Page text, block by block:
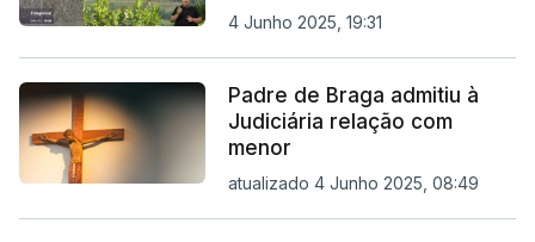
4 Junho 2025, 19:31
Padre de Braga admitiu à
Judiciária relação com
menor
atualizado 4 Junho 2025, 08:49